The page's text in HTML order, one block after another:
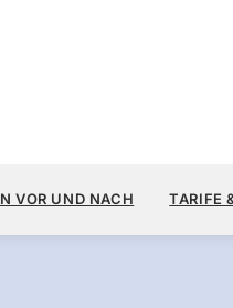
7 TAGE
VOR UND NACH TARIFE